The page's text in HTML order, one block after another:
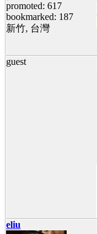
promoted: 617
bookmarked: 187
新竹, 台灣
guest
eliu